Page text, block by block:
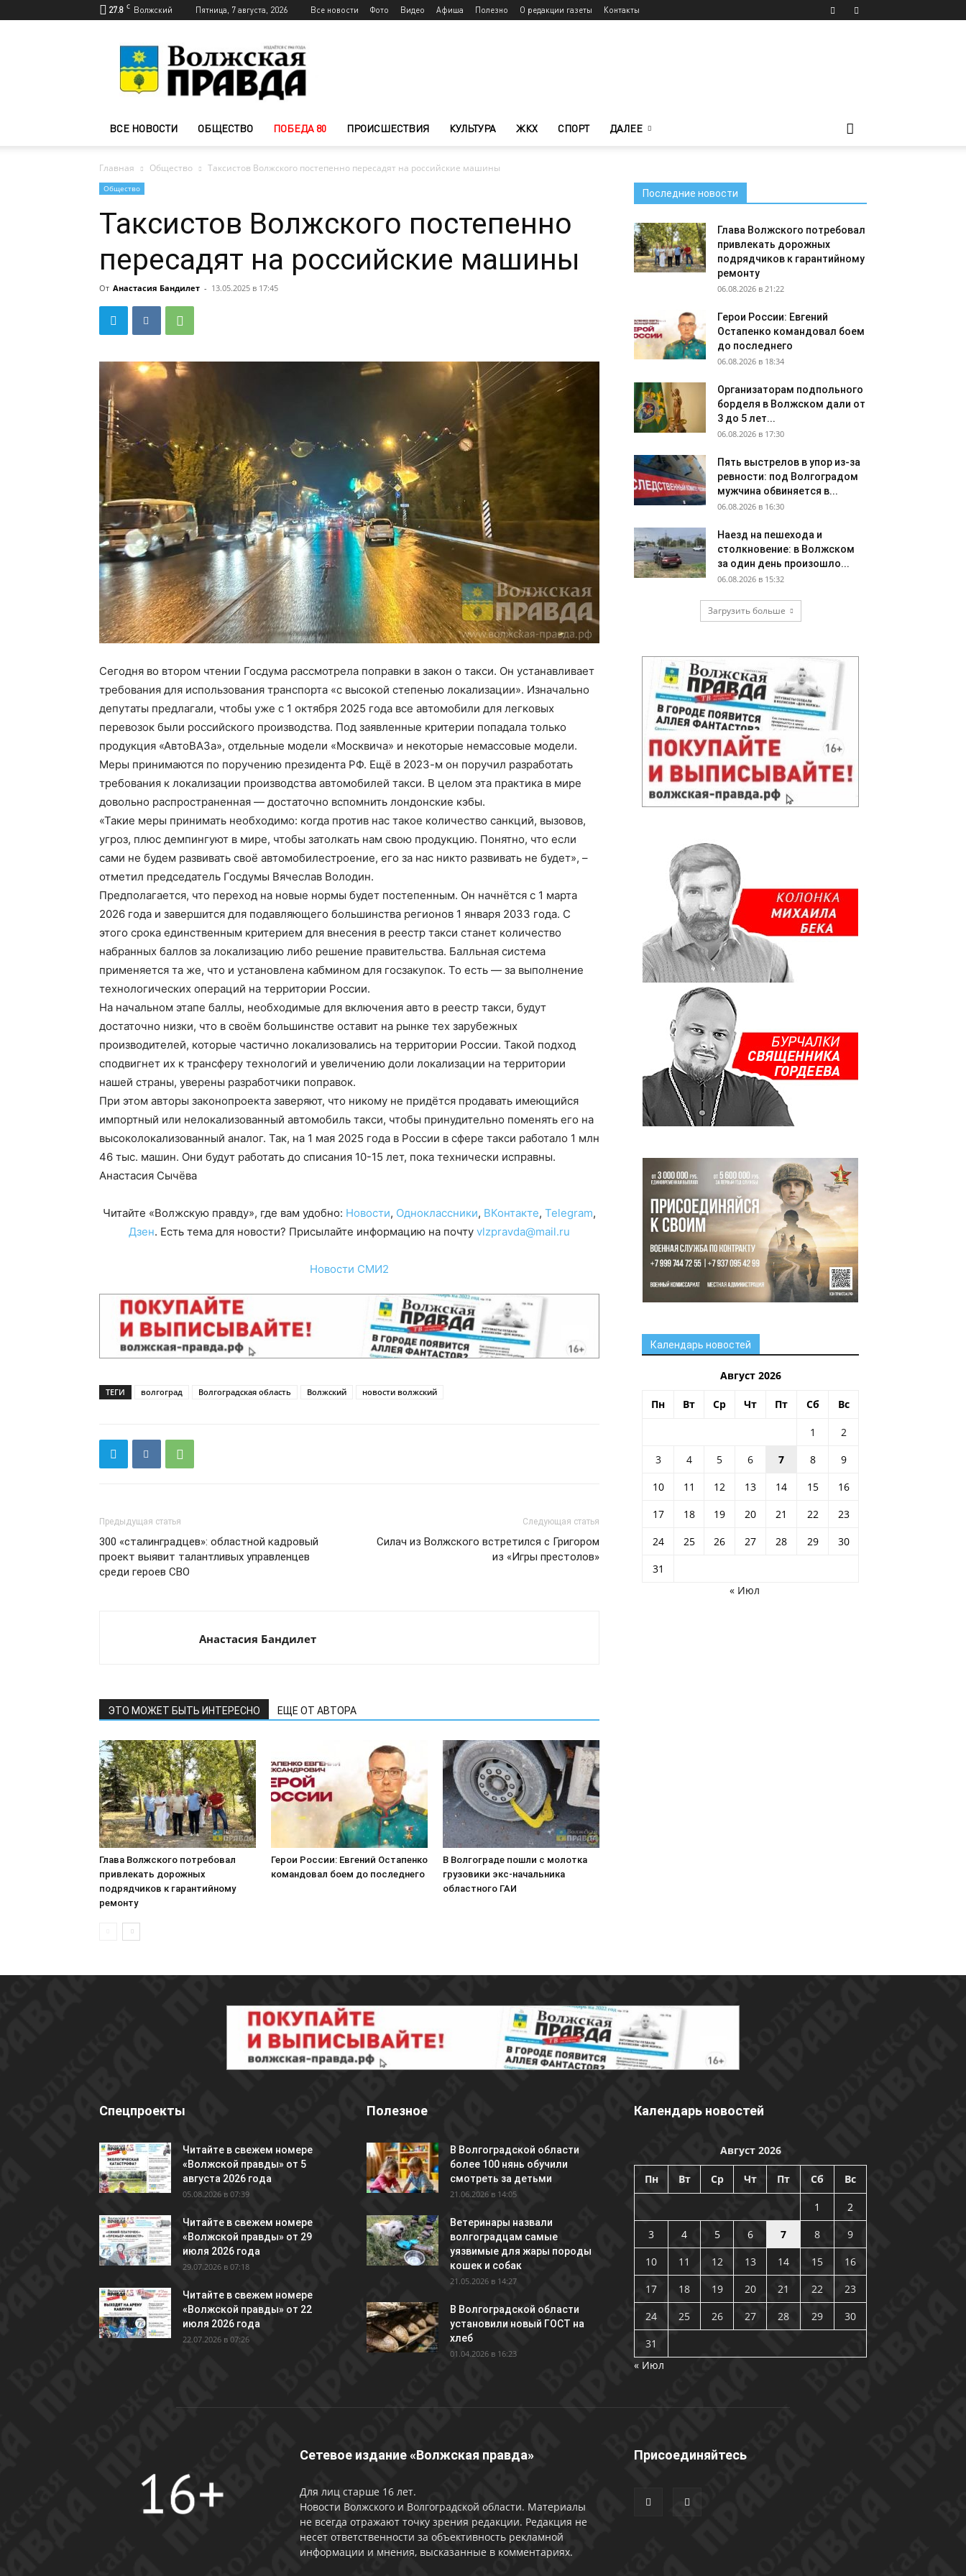
27.8 C Волжский Пятница, 7 августа, 2026 Все новости Фото Видео Афиша Полезно О редакции газеты Контакты
Волжского
—
Волжская
ВСЕ НОВОСТИ ОБЩЕСТВО ПОБЕДА 80 ПРОИСШЕСТВИЯ КУЛЬТУРА ЖКХ СПОРТ ДАЛЕЕ
Главная Общество Таксистов Волжского постепенно пересадят на российские машины
Общество
Таксистов Волжского постепенно
пересадят на российские машины
От Анастасия Бандилет - 13.05.2025 в 17:45
Сегодня во втором чтении Госдума рассмотрела поправки в закон о такси. Он устанавливает
требования для использования транспорта «с высокой степенью локализации». Изначально
депутаты предлагали, чтобы уже с 1 октября 2025 года все автомобили для легковых
перевозок были российского производства. Под заявленные критерии попадала только
продукция «АвтоВАЗа», отдельные модели «Москвича» и некоторые немассовые модели.
Меры принимаются по поручению президента РФ. Ещё в 2023-м он поручил разработать
требования к локализации производства автомобилей такси. В целом эта практика в мире
довольно распространенная — достаточно вспомнить лондонские кэбы.
«Такие меры принимать необходимо: когда против нас такое количество санкций, вызовов,
угроз, плюс демпингуют в мире, чтобы затолкать нам свою продукцию. Понятно, что если
сами не будем развивать своё автомобилестроение, его за нас никто развивать не будет», –
отметил председатель Госдумы Вячеслав Володин.
Предполагается, что переход на новые нормы будет постепенным. Он начнётся с 1 марта
2026 года и завершится для подавляющего большинства регионов 1 января 2033 года. С
этого срока единственным критерием для внесения в реестр такси станет количество
набранных баллов за локализацию либо решение правительства. Балльная система
применяется та же, что и установлена кабмином для госзакупок. То есть — за выполнение
технологических операций на территории России.
На начальном этапе баллы, необходимые для включения авто в реестр такси, будут
достаточно низки, что в своём большинстве оставит на рынке тех зарубежных
производителей, которые частично локализовались на территории России. Такой подход
сподвигнет их к трансферу технологий и увеличению доли локализации на территории
нашей страны, уверены разработчики поправок.
При этом авторы законопроекта заверяют, что никому не придётся продавать имеющийся
импортный или нелокализованный автомобиль такси, чтобы принудительно поменять его на
высоколокализованный аналог. Так, на 1 мая 2025 года в России в сфере такси работало 1 млн
46 тыс. машин. Они будут работать до списания 10-15 лет, пока технически исправны.
Анастасия Сычёва
Читайте «Волжскую правду», где вам удобно: Новости, Одноклассники, ВКонтакте, Telegram,
Дзен. Есть тема для новости? Присылайте информацию на почту vlzpravda@mail.ru
Новости СМИ2
ТЕГИ волгоград Волгоградская область Волжский новости волжский
Предыдущая статья
300 «сталинградцев»: областной кадровый
проект выявит талантливых управленцев
среди героев СВО
Следующая статья
Силач из Волжского встретился с Григором
из «Игры престолов»
Анастасия Бандилет
ЭТО МОЖЕТ БЫТЬ ИНТЕРЕСНО ЕЩЕ ОТ АВТОРА
Глава Волжского потребовал
привлекать дорожных
подрядчиков к гарантийному
ремонту
Герои России: Евгений Остапенко
командовал боем до последнего
В Волгограде пошли с молотка
грузовики экс-начальника
областного ГАИ
Последние новости
Глава Волжского потребовал
привлекать дорожных
подрядчиков к гарантийному
ремонту
06.08.2026 в 21:22
Герои России: Евгений
Остапенко командовал боем
до последнего
06.08.2026 в 18:34
Организаторам подпольного
борделя в Волжском дали от
3 до 5 лет...
06.08.2026 в 17:30
Пять выстрелов в упор из-за
ревности: под Волгоградом
мужчина обвиняется в...
06.08.2026 в 16:30
Наезд на пешехода и
столкновение: в Волжском
за один день произошло...
06.08.2026 в 15:32
Загрузить больше
Календарь новостей
Август 2026
Пн Вт Ср Чт Пт Сб Вс
1
2
3
4 5 6 7 8
9
10
11 12 13 14 15
16
17
18 19 20 21 22
23
24
25 26 27 28 29
30
31
« Июл
Спецпроекты
Читайте в свежем номере
«Волжской правды» от 5
августа 2026 года
05.08.2026 в 07:39
Читайте в свежем номере
«Волжской правды» от 29
июля 2026 года
29.07.2026 в 07:18
Читайте в свежем номере
«Волжской правды» от 22
июля 2026 года
22.07.2026 в 07:26
Полезное
В Волгоградской области
более 100 нянь обучили
смотреть за детьми
21.06.2026 в 14:05
Ветеринары назвали
волгоградцам самые
уязвимые для жары породы
кошек и собак
21.05.2026 в 14:27
В Волгоградской области
установили новый ГОСТ на
хлеб
01.04.2026 в 16:23
Календарь новостей
Август 2026
Пн Вт Ср Чт Пт Сб Вс
1
2
3
4 5 6 7 8
9
10
11 12 13 14 15
16
17
18 19 20 21 22
23
24
25 26 27 28 29
30
31
« Июл
Сетевое издание «Волжская правда»
Для лиц старше 16 лет.
Новости Волжского и Волгоградской области. Материалы
не всегда отражают точку зрения редакции. Редакция не
несет ответственности за объективность рекламной
информации и мнения, высказанные в комментариях.
Присоединяйтесь